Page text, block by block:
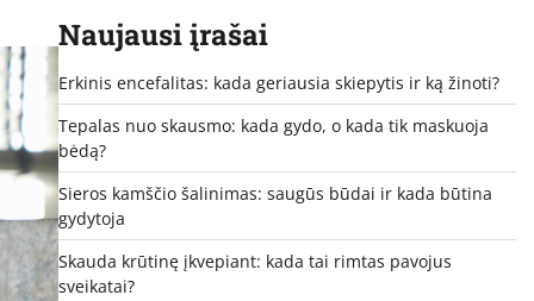
Naujausi įrašai
Erkinis encefalitas: kada geriausia skiepytis ir ką žinoti?
Tepalas nuo skausmo: kada gydo, o kada tik maskuoja
bėdą?
Sieros kamščio šalinimas: saugūs būdai ir kada būtina
gydytoja
Skauda krūtinę įkvepiant: kada tai rimtas pavojus
sveikatai?